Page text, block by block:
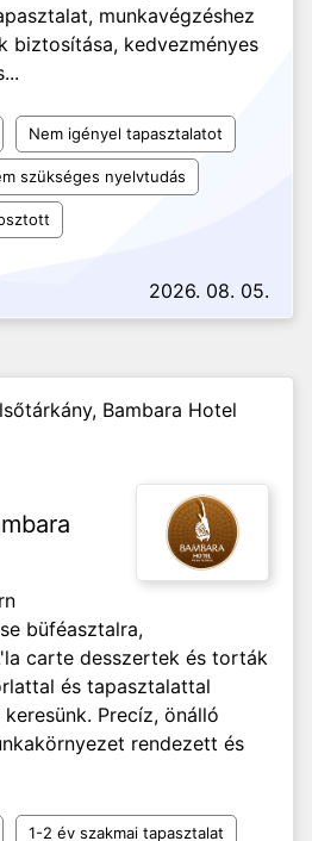
munkavégzéshez
biztosítása, kedvezményes
Nem igényel tapasztalatot
szükséges nyelvtudás
2026. 08. 05.
Bambara Hotel
büféasztalra,
carte desszertek és torták
és tapasztalattal
Precíz, önálló
rendezett és
1-2 év szakmai tapasztalat